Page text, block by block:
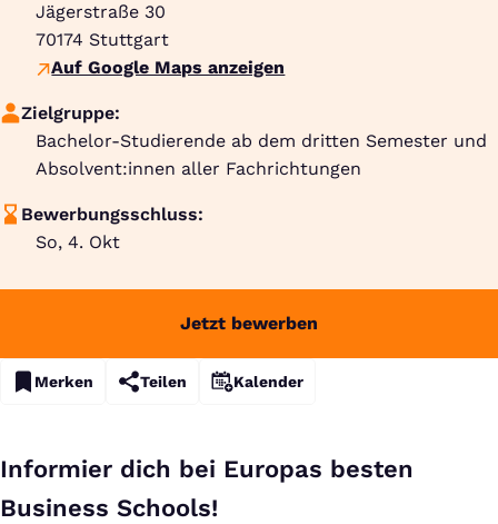
Jägerstraße 30
70174 Stuttgart
Auf Google Maps anzeigen
Zielgruppe:
Bachelor-Studierende ab dem dritten Semester und
Absolvent:innen aller Fachrichtungen
Bewerbungsschluss:
So, 4. Okt
Jetzt bewerben
Merken Teilen Kalender
Informier dich bei Europas besten
Business Schools!